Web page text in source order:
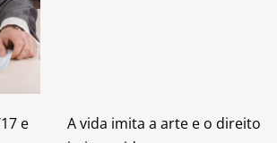
e
A vida imita a arte e o direito